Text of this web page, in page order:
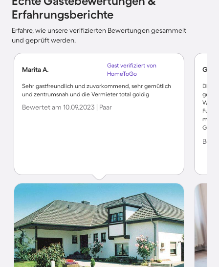
Erfahrungsberichte
Erfahre, wie unsere verifizierten Bewertungen gesammelt
und geprüft werden.
Marita A.
Gast verifiziert von
HomeToGo
Sehr gastfreundlich und zuvorkommend, sehr gemütlich
und zentrumsnah und die Vermieter total goldig
Bewertet am 10.09.2023 | Paar
Die
Was